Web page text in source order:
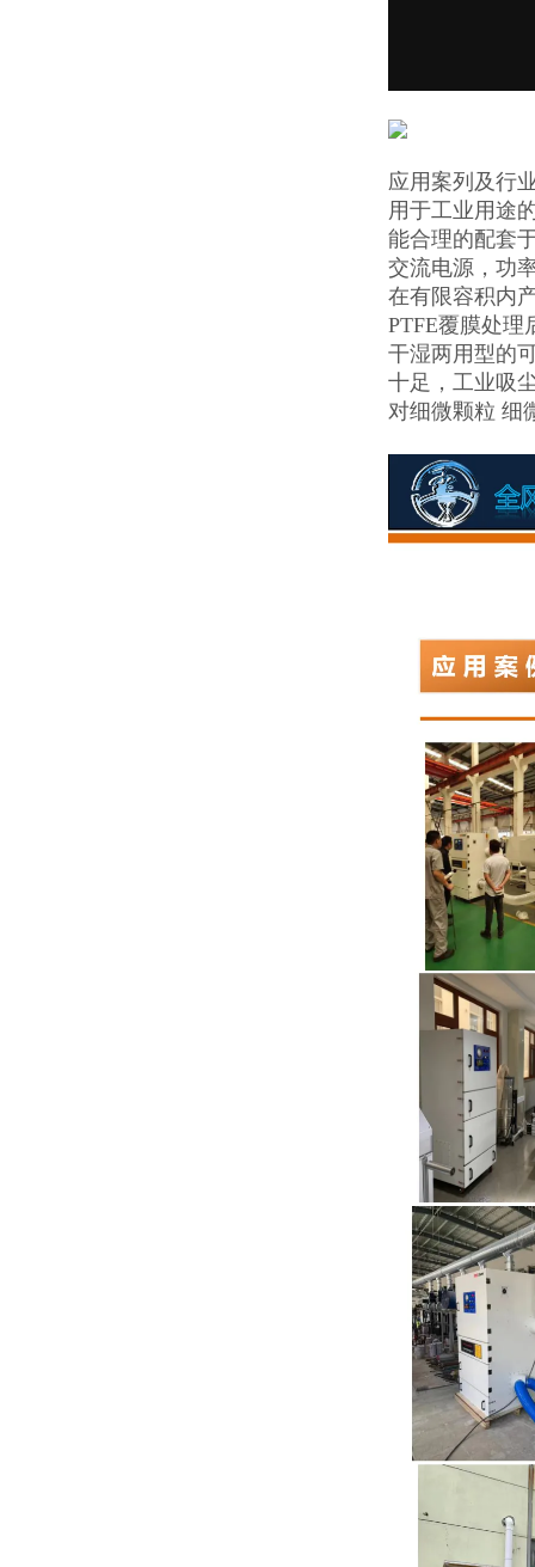
应用案列及行
用于工业用途
能合理的配套
交流电源，功
在有限容积内
PTFE覆膜处理
干湿两用型的
十足，工业吸
对细微颗粒 细